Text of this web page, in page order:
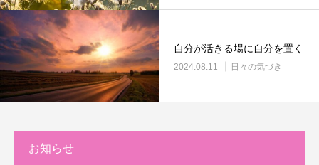
自分が活きる場に自分を置く
2024.08.11 日々の気づき
お知らせ